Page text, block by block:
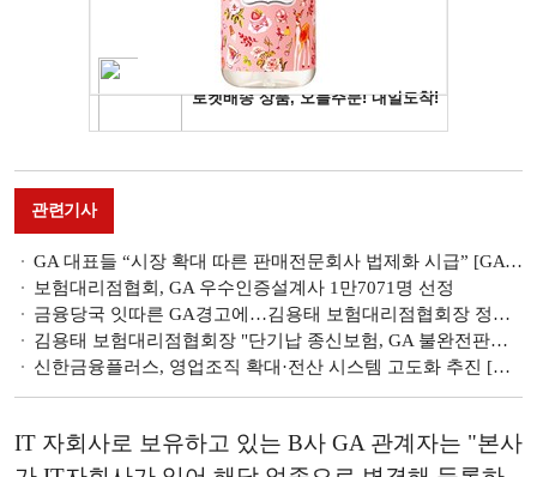
관련기사
GA 대표들 “시장 확대 따른 판매전문회사 법제화 시급” [GA 기획]
보험대리점협회, GA 우수인증설계사 1만7071명 선정
금융당국 잇따른 GA경고에…김용태 보험대리점협회장 정면 반박
김용태 보험대리점협회장 "단기납 종신보험, GA 불완전판매 아닌 상품 자체 문제 커"
신한금융플러스, 영업조직 확대·전산 시스템 고도화 추진 [GA 2024 경영전략]
IT 자회사로 보유하고 있는 B사 GA 관계자는 "본사